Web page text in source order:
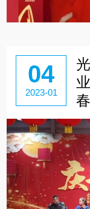
04
2023-01